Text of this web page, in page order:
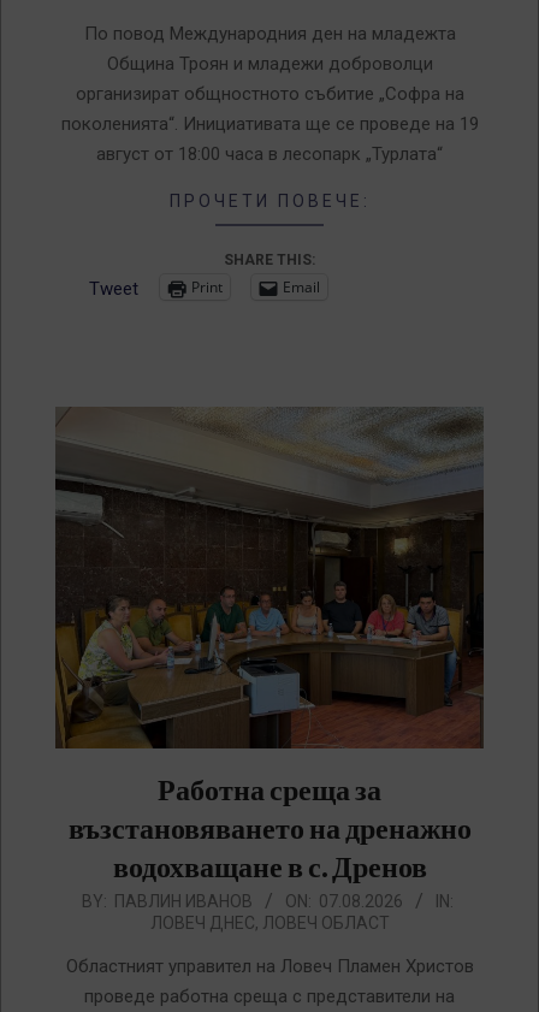
По повод Международния ден на младежта
Община Троян и младежи доброволци
организират общностното събитие „Софра на
поколенията“. Инициативата ще се проведе на 19
август от 18:00 часа в лесопарк „Турлата“
ПРОЧЕТИ ПОВЕЧЕ:
SHARE THIS:
Tweet Print Email
Работна среща за
възстановяването на дренажно
водохващане в с. Дренов
2026-
07
BY: ПАВЛИН ИВАНОВ ON: 07.08.2026
IN:
ЛОВЕЧ ДНЕС, ЛОВЕЧ ОБЛАСТ
Областният управител на Ловеч Пламен Христов
проведе работна среща с представители на